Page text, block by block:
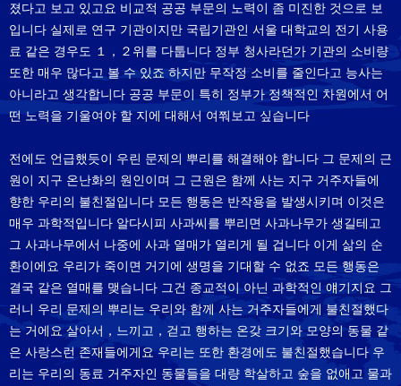
졌다고 보고 있고요 비교적 공공 부문의 노력이 좀 미진한 것으로 보
입니다 실제로 연구 기관이지만 국립기관인 서울 대학교의 전기 사용
료 같은 경우도 １，２위를 다툽니다 정부 청사라던가 기관의 소비량
또한 매우 많다고 볼 수 있죠 하지만 무작정 소비를 줄인다고 능사는
아니라고 생각합니다 공공 부문이 특히 정부가 정책적인 차원에서 어
떤 노력을 기울여야 할 지에 대해서 여쭤보고 싶습니다
전에도 언급했듯이 우린 문제의 뿌리를 해결해야 합니다 그 문제의 근
원이 지구 온난화의 원인이며 그 근원은 함께 사는 지구 거주자들에
향한 우리의 불친절입니다 모든 행동은 반작용을 발생시키며 이것은
매우 과학적입니다 알다시피 사과씨를 뿌리면 사과나무가 생길테고
그 사과나무에서 나중에 사과 열매가 열리게 될 겁니다 이게 삶의 순
환이에요 우리가 죽이면 거기에 생명을 기대할 수 없죠 모든 행동은
결국 같은 열매를 맺습니다 그건 종교적이 아닌 과학적인 얘기지요 그
러니 우리 문제의 뿌리는 우리와 함께 사는 거주자들에게 불친절했다
는 거에요 살아서，느끼고，걷고 행하는 온갖 크기와 모양의 동물 같
은 사랑스런 존재들에게요 우리는 또한 환경에도 불친절했습니다 우
리는 우리의 동료 거주자인 동물들을 대량 학살하고 숲을 없애고 물과